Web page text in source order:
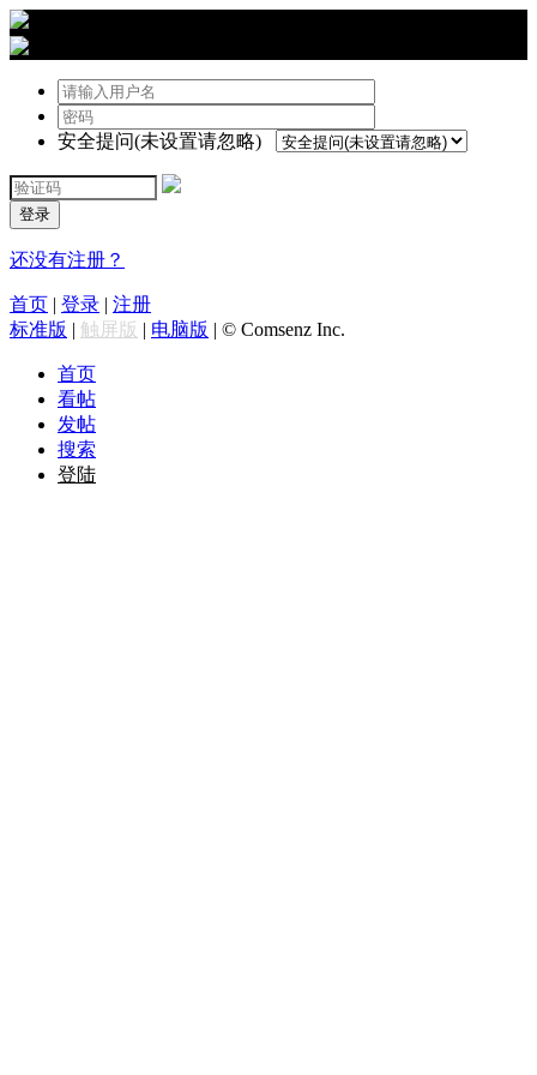
安全提问(未设置请忽略)
登录
还没有注册？
首页 | 登录 | 注册
标准版 | 触屏版 | 电脑版 | © Comsenz Inc.
首页
看帖
发帖
搜索
登陆